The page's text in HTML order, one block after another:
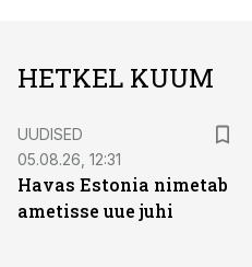
HETKEL KUUM
UUDISED
05.08.26, 12:31
Havas Estonia nimetab
ametisse uue juhi